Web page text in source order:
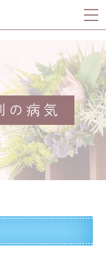
の病気